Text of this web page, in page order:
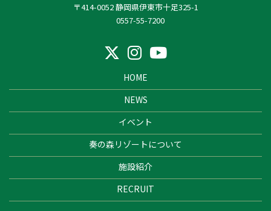
〒414-0052 静岡県伊東市十足325-1
0557-55-7200
HOME
NEWS
イベント
奏の森リゾートについて
施設紹介
RECRUIT